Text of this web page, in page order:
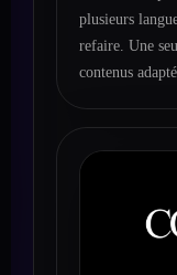
plusieurs
refaire. Une
contenus